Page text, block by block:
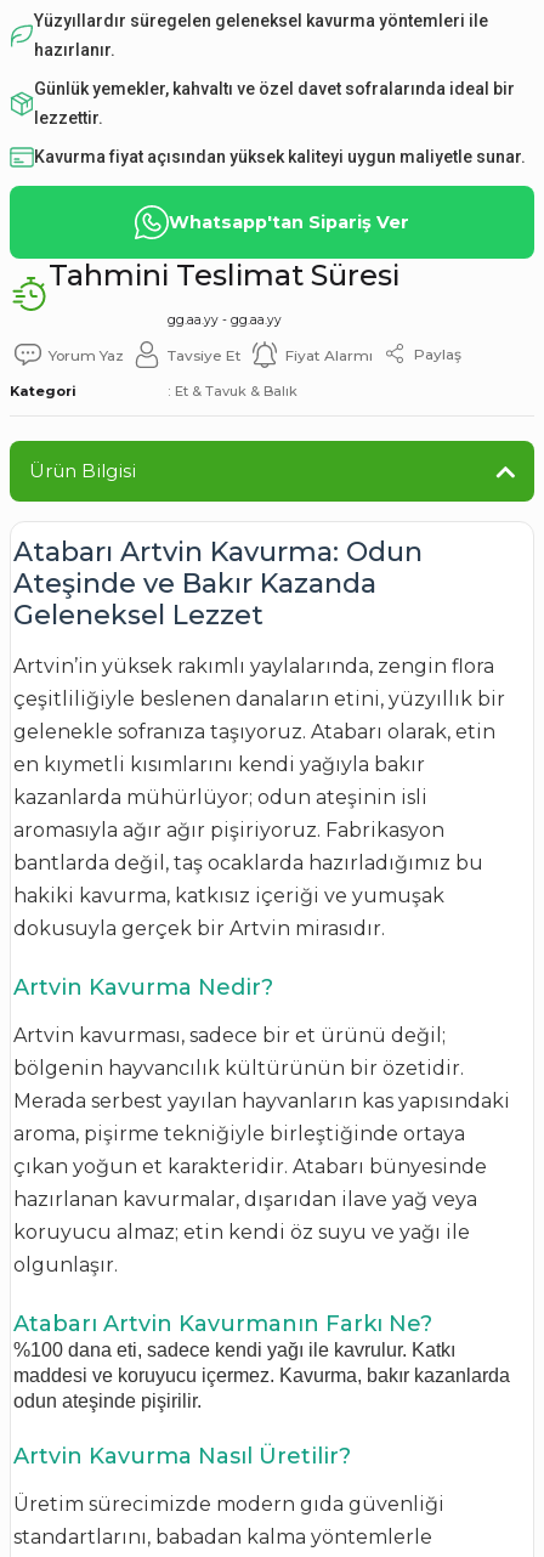
Kategori Et & Tavuk & Balık
Tahmini Teslimat Süresi
gg.aa.yy - gg.aa.yy
Yorum Yaz Tavsiye Et Fiyat Alarmı Paylaş
Yüzyıllardır süregelen geleneksel kavurma yöntemleri ile
hazırlanır.
Günlük yemekler, kahvaltı ve özel davet sofralarında ideal bir
lezzettir.
Kavurma fiyat açısından yüksek kaliteyi uygun maliyetle sunar.
Whatsapp'tan Sipariş Ver
Ürün Bilgisi
Atabarı Artvin Kavurma: Odun
Ateşinde ve Bakır Kazanda
Geleneksel Lezzet
Artvin’in yüksek rakımlı yaylalarında, zengin flora
çeşitliliğiyle beslenen danaların etini, yüzyıllık bir
gelenekle sofranıza taşıyoruz. Atabarı olarak, etin
en kıymetli kısımlarını kendi yağıyla bakır
kazanlarda mühürlüyor; odun ateşinin isli
aromasıyla ağır ağır pişiriyoruz. Fabrikasyon
bantlarda değil, taş ocaklarda hazırladığımız bu
hakiki kavurma, katkısız içeriği ve yumuşak
dokusuyla gerçek bir Artvin mirasıdır.
Artvin Kavurma Nedir?
Artvin kavurması, sadece bir et ürünü değil;
bölgenin hayvancılık kültürünün bir özetidir.
Merada serbest yayılan hayvanların kas yapısındaki
aroma, pişirme tekniğiyle birleştiğinde ortaya
çıkan yoğun et karakteridir. Atabarı bünyesinde
hazırlanan kavurmalar, dışarıdan ilave yağ veya
koruyucu almaz; etin kendi öz suyu ve yağı ile
olgunlaşır.
Atabarı Artvin Kavurmanın Farkı Ne?
%100 dana eti, sadece kendi yağı ile kavrulur. Katkı
maddesi ve koruyucu içermez. Kavurma, bakır kazanlarda
odun ateşinde pişirilir.
Artvin Kavurma Nasıl Üretilir?
Üretim sürecimizde modern gıda güvenliği
standartlarını, babadan kalma yöntemlerle